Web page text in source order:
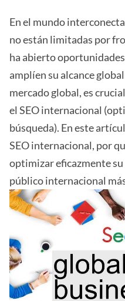
En el mundo
no están limitadas por
ha abierto
amplíen su alcance
mercado global, es
el SEO internacional
búsqueda). En este
SEO internacional, por
optimizar eficazmente
público internacional